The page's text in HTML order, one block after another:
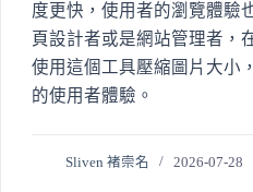
度更快，使用者的瀏覽體驗
頁設計者或是網站管理者，
使用這個工具壓縮圖片大小
的使用者體驗。
Sliven 褚崇名 2026-07-28